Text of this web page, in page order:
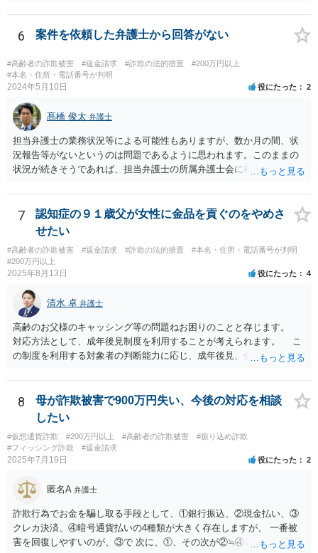
得した利得を許容する結果になって相当でない。」と判示した。。 投
た事案であれば、過失相殺の主張は封じられることになります。
6 案件を依頼した弁護士から回答がない
#高齢者の詐欺被害 #返金請求 #詐欺の法的措置
#200万円以上
#本名・住所・電話番号が判明
2024年5月10日 役にたった 2
髙橋 俊太 弁護士
担当弁護士の業務状況等による可能性もありますが、数か月の間、状
況報告等がないというのは問題であるように思われます。このままの
状況が続きそうであれば、担当弁護士の所属弁護士会に相談してみる
7
認知症の９１歳父が女性に金品を貢ぐのをやめさ
せたい
#高齢者の詐欺被害 #返金請求 #詐欺の法的措置
#本名・住所・電話番号が判明
#200万円以上
2025年8月13日 役にたった 4
清水 卓 弁護士
高齢のお父様のキャッシング等の問題ねお困りのことと存じます。
対応方法として、成年後見制度を利用することが考えられます。 こ
の制度を利用する対象者の判断能力に応じ、成年後見、保佐、補助と
す。なお、いずれも、家庭裁判所に申立てをする必要があります。
成年後見の場合、本人自ら借金やキャッシングはできません。保佐の
場合、本人のために選任される保佐人の同意なく、借金やキャッシン
グはできず、同意なしにこれらを行った場合、保佐人は取り消すこと
ができます。補助の場合も借金やキャッシングを同意事項に設定で
き、保佐の場合と同様の対応が可能です。 裁判所のサイトで制度案
いの地域の弁護士会や法テラス等でご相談になられてみてください。
【参考】成年後見制度について（裁判所サイト） https://www.courts.g
o.jp/saiban/koukenp/koukenp1/index.html
8
母が詐欺被害で900万円失い、今後の対応を相談
したい
#仮想通貨詐欺 #200万円以上 #高齢者の詐欺被害
#振り込め詐欺
#フィッシング詐欺
#返金請求
2025年7月19日 役にたった 2
匿名A 弁護士
詐欺行為でお金を騙し取る手段として、①銀行振込、②現金払い、③
クレカ決済、④暗号通貨払いの4種類が大きく存在しますが、 一番被
害を回復しやすいのが、③で 次に、①、その次が②≒④となります。